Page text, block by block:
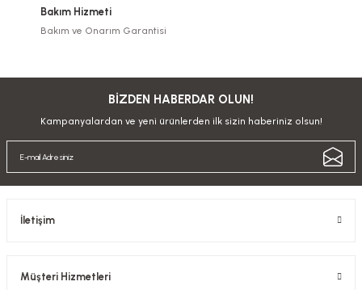
Bakım Hizmeti
Bakım ve Onarım Garantisi
BİZDEN HABERDAR OLUN!
Kampanyalardan ve yeni ürünlerden ilk sizin haberiniz olsun!
İletişim
Müşteri Hizmetleri